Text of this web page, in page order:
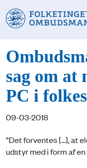
sag om at
PC i
09-03-2018
”Det forventes […], at
udstyr med i form af